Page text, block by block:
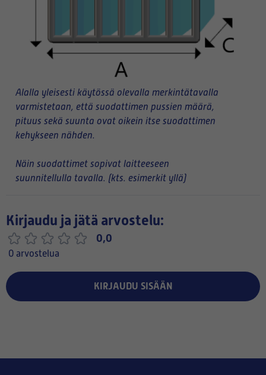
Alalla yleisesti käytössä olevalla merkintätavalla
varmistetaan, että suodattimen pussien määrä,
pituus sekä suunta ovat oikein itse suodattimen
kehykseen nähden.
Näin suodattimet sopivat laitteeseen
suunnitellulla tavalla. (kts. esimerkit yllä)
Kirjaudu ja jätä arvostelu:
0,0
0 arvostelua
KIRJAUDU SISÄÄN